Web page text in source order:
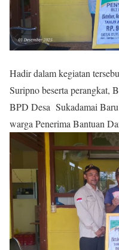
Hadir dalam kegiatan
Suripno beserta
BPD Desa Sukadamai
warga Penerima Bantuan